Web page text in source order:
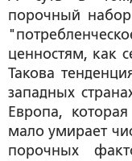
порочный
ценностям, как
Такова
западных
Европа,
мало умирает
порочных